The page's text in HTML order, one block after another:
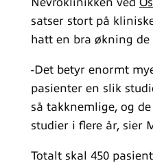
satser stort på
hatt en bra økning de
-Det betyr enormt
pasienter en slik
så takknemlige, og
studier i flere år, sier
Totalt skal 450